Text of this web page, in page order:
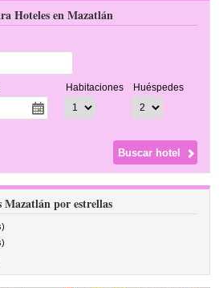
Hoteles en Mazatlán
Habitaciones Huéspedes
Mazatlán por estrellas